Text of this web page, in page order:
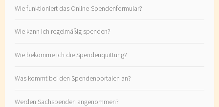
Wie funktioniert das Online-Spendenformular?
Wie kann ich regelmäßig spenden?
Wie bekomme ich die Spendenquittung?
Was kommt bei den Spendenportalen an?
Werden Sachspenden angenommen?